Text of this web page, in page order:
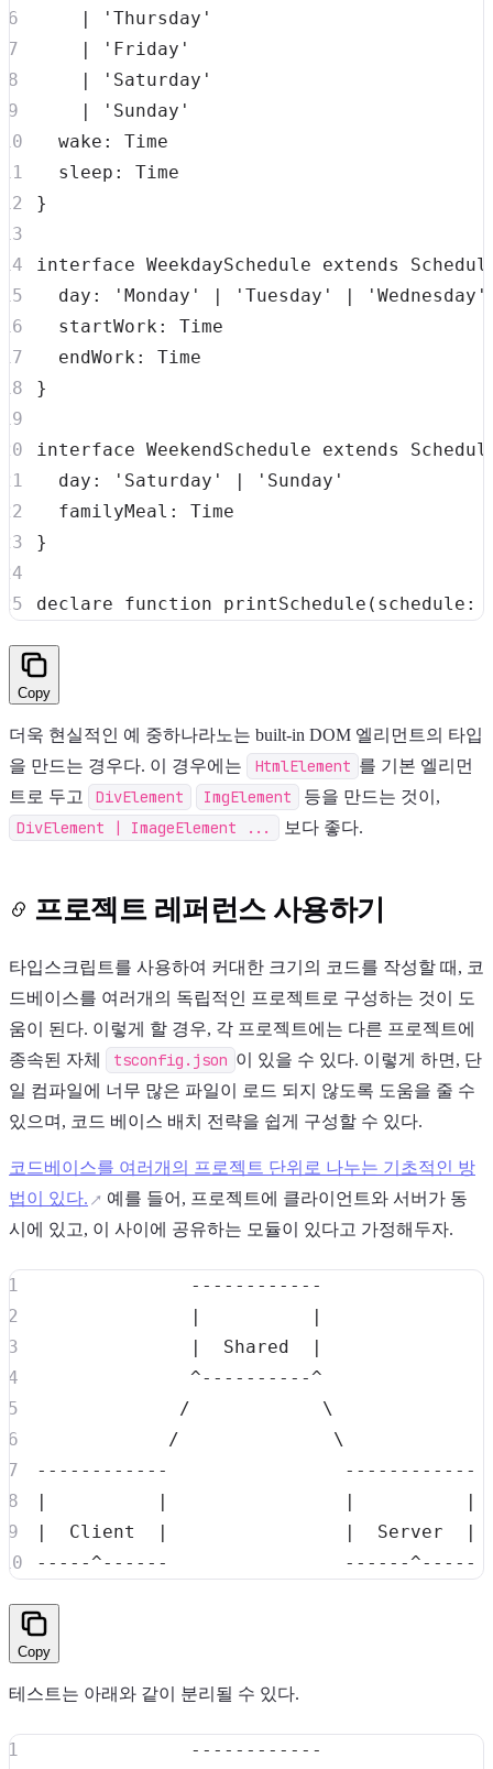
|
'Thursday'
|
'Friday'
|
'Saturday'
|
'Sunday'
  wake
:
  sleep
:
}
interface WeekdaySchedule extends
  day
: 'Monday' | 'Tuesday' |
'Wednesday'
  startWork
:
  endWork
:
}
interface WeekendSchedule extends
  day
: 'Saturday' |
'Sunday'
  familyMeal
:
}
declare function printSchedule ( schedule :
Copy
더욱 현실적인 예 중하나라노는 built-in DOM 엘리먼트의 타입
을 만드는 경우다. 이 경우에는
HtmlElement 를 기본 엘리먼
트로 두고
DivElement ImgElement 등을 만드는 것이,
DivElement | ImageElement ... 보다 좋다.
프로젝트 레퍼런스 사용하기
타입스크립트를 사용하여 커대한 크기의 코드를 작성할 때, 코
드베이스를 여러개의 독립적인 프로젝트로 구성하는 것이 도
움이 된다. 이렇게 할 경우, 각 프로젝트에는 다른 프로젝트에
종속된 자체
tsconfig.json 이 있을 수 있다. 이렇게 하면, 단
일 컴파일에 너무 많은 파일이 로드 되지 않도록 도움을 줄 수
있으며, 코드 베이스 배치 전략을 쉽게 구성할 수 있다.
코드베이스를 여러개의 프로젝트 단위로 나누는 기초적인 방
법이 있다.
예를 들어, 프로젝트에 클라이언트와 서버가 동
시에 있고, 이 사이에 공유하는 모듈이 있다고 가정해두자.
|
|
|
  Shared
|
             /
\
            /
\
|
| |
|
|
  Client
| |
  Server
|
Copy
테스트는 아래와 같이 분리될 수 있다.